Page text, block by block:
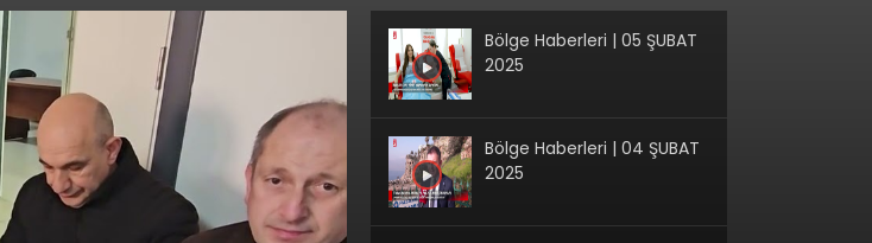
Bölge Haberleri | 05 ŞUBAT
2025
Bölge Haberleri | 04 ŞUBAT
2025